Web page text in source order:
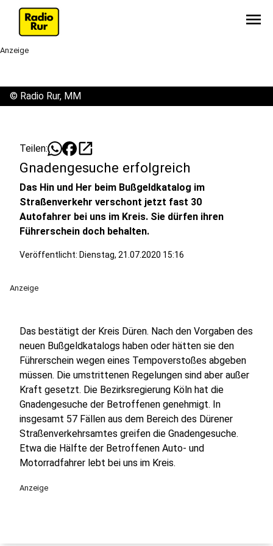
menu
Anzeige
© Radio Rur, MM
Teilen: open_in_new
Gnadengesuche erfolgreich
Das Hin und Her beim Bußgeldkatalog im
Straßenverkehr verschont jetzt fast 30
Autofahrer bei uns im Kreis. Sie dürfen ihren
Führerschein doch behalten.
Veröffentlicht: Dienstag, 21.07.2020 15:16
Anzeige
Das bestätigt der Kreis Düren. Nach den Vorgaben des
neuen Bußgeldkatalogs haben oder hätten sie den
Führerschein wegen eines Tempoverstoßes abgeben
müssen. Die umstrittenen Regelungen sind aber außer
Kraft gesetzt. Die Bezirksregierung Köln hat die
Gnadengesuche der Betroffenen genehmigt. In
insgesamt 57 Fällen aus dem Bereich des Dürener
Straßenverkehrsamtes greifen die Gnadengesuche.
Etwa die Hälfte der Betroffenen Auto- und
Motorradfahrer lebt bei uns im Kreis.
Anzeige